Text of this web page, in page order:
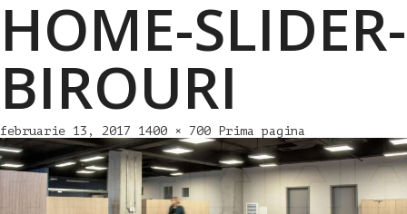
HOME-SLIDER-
BIROURI
februarie 13, 2017 1400 × 700 Prima pagina